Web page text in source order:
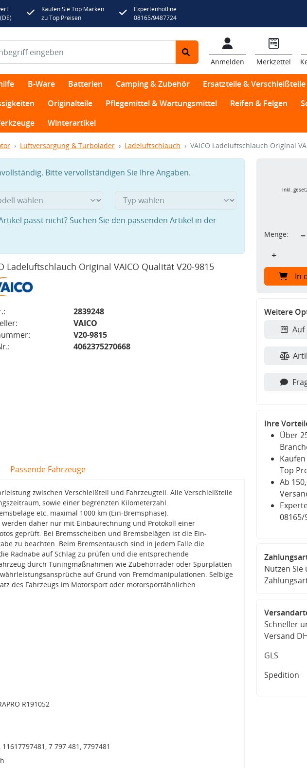
Kaufen Sie Top Marken
zu Top Preisen
Expertenhotline
08165/9487724
Anmelden Merkzettel
B-Ware Batterien Camping & Zubehör Ersatzteile & Verschleißteile
Originalteile Pflegemittel & Wartungsmittel Reifen & Felgen
Winterartikel
Luftversorgung & Turbolader Ladeluftschlauch VAICO Ladeluftschlauch Original
Bitte vervollständigen Sie Ihre Angaben.
passt nicht? Suchen Sie den passenden Artikel in der
Ladeluftschlauch Original VAICO Qualität V20-9815
2839248
VAICO
V20-9815
4062375270668
Passende Fahrzeuge
zwischen Verschleißteil und Fahrzeugteil. Alle Verschleißteile
sowie einer begrenzten Kilometerzahl.
etc. maximal 1000 km (Ein-Bremsphase).
daher nur mit Einbaurechnung und Protokoll einer
geprüft. Bei Bremsscheiben und Bremsbelägen ist die Ein-
zu beachten. Beim Bremsentausch sind in jedem Falle die
Radnabe auf Schlag zu prüfen und die entsprechende
durch Tuningmaßnahmen wie Zubehörräder oder Spurplatten
auf Grund von Fremdmanipulationen. Selbige
des Fahrzeugs im Motorsport oder motorsportähnlichen
R191052
7 797 481, 7797481
inkl.
Menge:
−
+
In
Weitere
Auf
Ihre
Über
Top
Ab
08165/
Nutzen Sie
Schneller
Versand
GLS
Spedition